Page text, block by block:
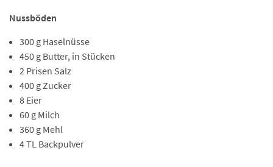
Nussböden
300 g Haselnüsse
450 g Butter, in Stücken
2 Prisen Salz
400 g Zucker
8 Eier
60 g Milch
360 g Mehl
4 TL Backpulver